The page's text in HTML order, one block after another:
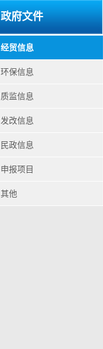
政府文件
经贸信息
环保信息
质监信息
发改信息
民政信息
申报项目
其他